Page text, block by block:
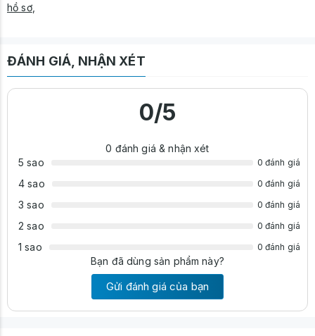
hồ sơ,
ĐÁNH GIÁ, NHẬN XÉT
0/5
0 đánh giá & nhận xét
5 sao
0 đánh giá
4 sao 0 đánh giá
3 sao 0 đánh giá
2 sao 0 đánh giá
1 sao 0 đánh giá
Bạn đã dùng sản phẩm này?
Gửi đánh giá của bạn